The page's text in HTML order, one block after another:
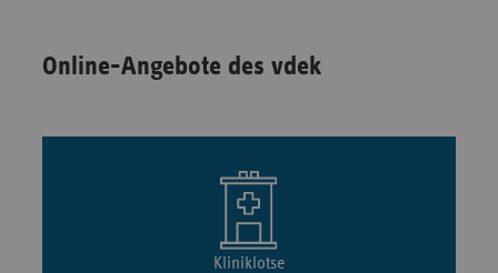
Online-Angebote des vdek
Kliniklotse